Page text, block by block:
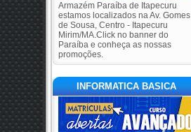
Armazém Paraíba de Itapecuru
estamos localizados na Av. Gomes
de Sousa, Centro - Itapecuru
Mirim/MA.Click no banner do
Paraíba e conheça as nossas
promoções.
INFORMATICA BASICA